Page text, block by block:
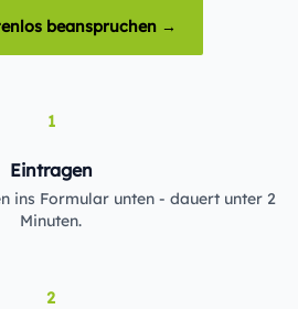
beanspruchen →
1
Eintragen
ins Formular unten - dauert unter 2
Minuten.
2